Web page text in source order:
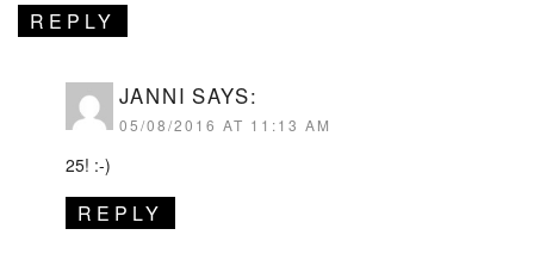
REPLY
JANNI SAYS:
05/08/2016 AT 11:13 AM
25! :-)
REPLY